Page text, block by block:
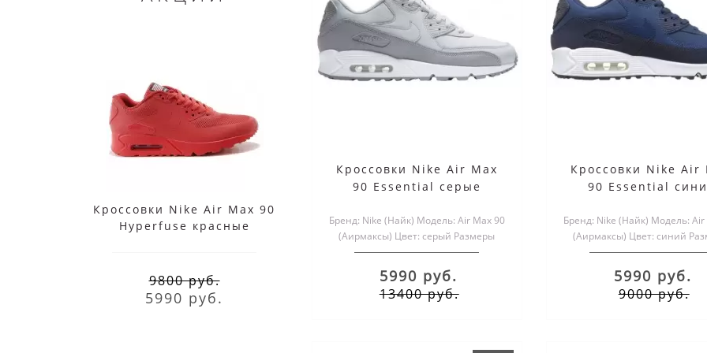
Кроссовки Nike Air Max 90
Hyperfuse красные
9800 руб.
5990 руб.
Infrared
17000 руб.
5990 руб.
мехом
17190 руб.
5990 руб.
Кроссовки Nike Air Max
90 Essential серые
Бренд: Nike (Найк) Модель: Air Max 90
(Аирмаксы) Цвет: серый Размеры
обуви: мужские и женск..
5990 руб.
13400 руб.
Кроссовки Nike Air
90 Essential
Бренд: Nike (Найк) Модель: Air
(Аирмаксы) Цвет: синий
обуви: мужские и
5990 руб.
9000 руб.